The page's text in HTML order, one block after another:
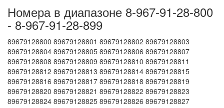
Номера в диапазоне 8-967-91-28-800
- 8-967-91-28-899
89679128800 89679128801 89679128802 89679128803
89679128804 89679128805 89679128806 89679128807
89679128808 89679128809 89679128810 89679128811
89679128812 89679128813 89679128814 89679128815
89679128816 89679128817 89679128818 89679128819
89679128820 89679128821 89679128822 89679128823
89679128824 89679128825 89679128826 89679128827